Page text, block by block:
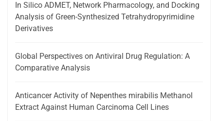
In Silico ADMET, Network Pharmacology, and Docking
Analysis of Green-Synthesized Tetrahydropyrimidine
Derivatives
Global Perspectives on Antiviral Drug Regulation: A
Comparative Analysis
Anticancer Activity of Nepenthes mirabilis Methanol
Extract Against Human Carcinoma Cell Lines